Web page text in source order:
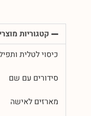
קטגוריות
כיסוי לטלית
סידורים עם שם
מארזים לאישה